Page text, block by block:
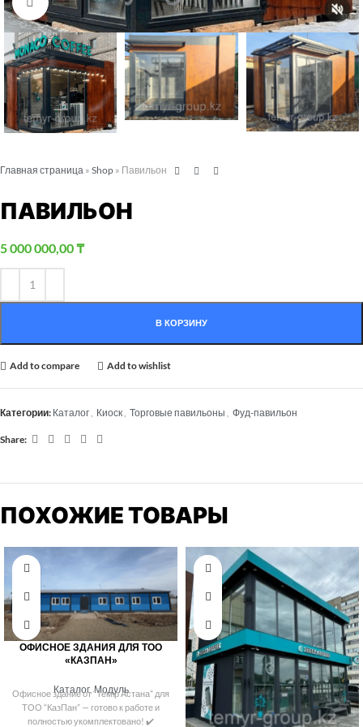
Click to enlarge
Главная страница » Shop » Павильон
ПАВИЛЬОН
5 000 000,00₸
В КОРЗИНУ
Add to compare Add to wishlist
Категории: Каталог Киоск Торговые павильоны Фуд-павильон
Share:
ПОХОЖИЕ ТОВАРЫ
ОФИСНОЕ ЗДАНИЯ ДЛЯ ТОО
«КАЗПАН»
Каталог,Модуль
Офисное здание от “Темір Астана” для
ТОО “КазПан” — готово к работе и
полностью укомплектовано! ✔️